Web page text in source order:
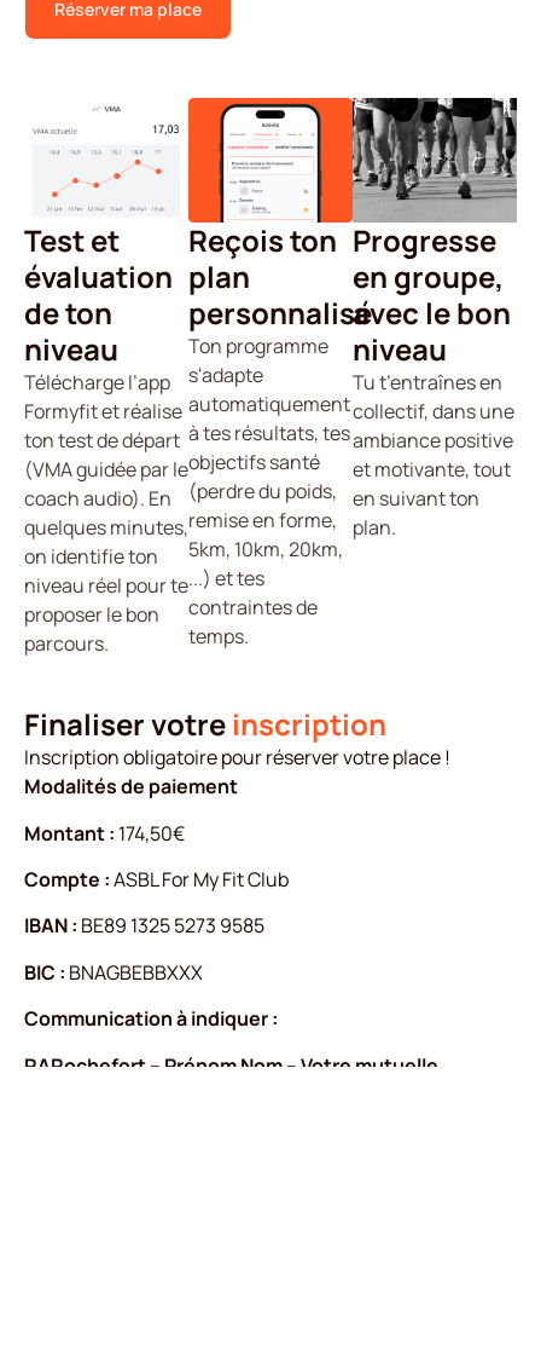
Réserver ma place
Test et
évaluation
de ton
niveau
Télécharge l’app
Formyfit et réalise
ton test de départ
(VMA guidée par le
coach audio). En
quelques minutes,
on identifie ton
niveau réel pour te
proposer le bon
parcours.
Reçois ton
plan
personnalisé
Ton programme
s'adapte
automatiquement
à tes résultats, tes
objectifs santé
(perdre du poids,
remise en forme,
5km, 10km, 20km,
...) et tes
contraintes de
temps.
Progresse
en groupe,
avec le bon
niveau
Tu t’entraînes en
collectif, dans une
ambiance positive
et motivante, tout
en suivant ton
plan.
Finaliser votre inscription
Inscription obligatoire pour réserver votre place !
Modalités de paiement
Montant : 174,50€
Compte :ASBL For My Fit Club
IBAN : BE89 1325 5273 9585
BIC : BNAGBEBBXXX
Communication à indiquer :
RARochefort – Prénom Nom – Votre mutuelle